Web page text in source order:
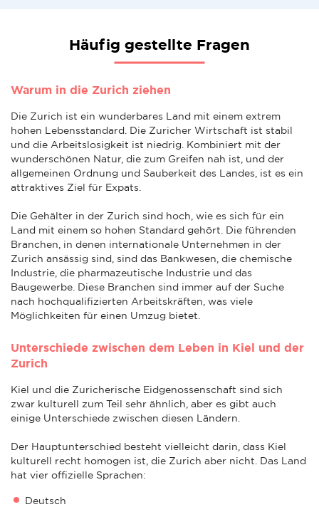
Häufig gestellte Fragen
Warum in die Zurich ziehen
Die Zurich ist ein wunderbares Land mit einem extrem
hohen Lebensstandard. Die Zuricher Wirtschaft ist stabil
und die Arbeitslosigkeit ist niedrig. Kombiniert mit der
wunderschönen Natur, die zum Greifen nah ist, und der
allgemeinen Ordnung und Sauberkeit des Landes, ist es ein
attraktives Ziel für Expats.
Die Gehälter in der Zurich sind hoch, wie es sich für ein
Land mit einem so hohen Standard gehört. Die führenden
Branchen, in denen internationale Unternehmen in der
Zurich ansässig sind, sind das Bankwesen, die chemische
Industrie, die pharmazeutische Industrie und das
Baugewerbe. Diese Branchen sind immer auf der Suche
nach hochqualifizierten Arbeitskräften, was viele
Möglichkeiten für einen Umzug bietet.
Unterschiede zwischen dem Leben in Kiel und der
Zurich
Kiel und die Zuricherische Eidgenossenschaft sind sich
zwar kulturell zum Teil sehr ähnlich, aber es gibt auch
einige Unterschiede zwischen diesen Ländern.
Der Hauptunterschied besteht vielleicht darin, dass Kiel
kulturell recht homogen ist, die Zurich aber nicht. Das Land
hat vier offizielle Sprachen:
Deutsch